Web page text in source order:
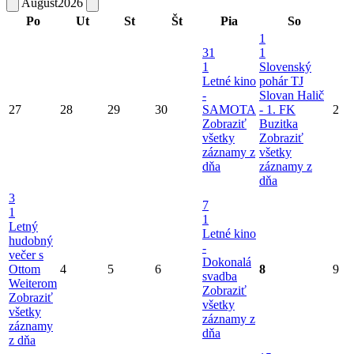
August2026
Po
Ut St Št Pia So
27 28 29 30
31
1
Letné kino
-
SAMOTA
Zobraziť
všetky
záznamy z
dňa
1
1
Slovenský
pohár TJ
Slovan Halič
- 1. FK
Buzitka
Zobraziť
všetky
záznamy z
dňa
2
3
1
Letný
hudobný
večer s
Ottom
Weiterom
Zobraziť
všetky
záznamy
z dňa
4 5 6
7
1
Letné kino
-
Dokonalá
svadba
Zobraziť
všetky
záznamy z
dňa
8 9